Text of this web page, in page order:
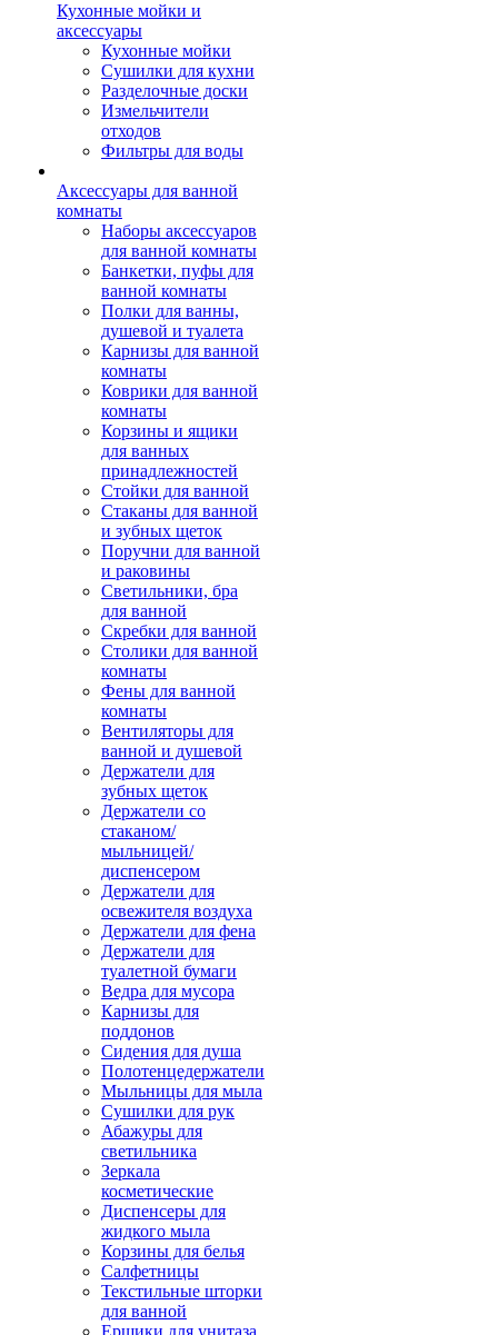
Кухонные мойки и
аксессуары
Кухонные мойки
Сушилки для кухни
Разделочные доски
Измельчители
отходов
Фильтры для воды
Аксессуары для ванной
комнаты
Наборы аксессуаров
для ванной комнаты
Банкетки, пуфы для
ванной комнаты
Полки для ванны,
душевой и туалета
Карнизы для ванной
комнаты
Коврики для ванной
комнаты
Корзины и ящики
для ванных
принадлежностей
Стойки для ванной
Стаканы для ванной
и зубных щеток
Поручни для ванной
и раковины
Светильники, бра
для ванной
Скребки для ванной
Столики для ванной
комнаты
Фены для ванной
комнаты
Вентиляторы для
ванной и душевой
Держатели для
зубных щеток
Держатели со
стаканом/
мыльницей/
диспенсером
Держатели для
освежителя воздуха
Держатели для фена
Держатели для
туалетной бумаги
Ведра для мусора
Карнизы для
поддонов
Сидения для душа
Полотенцедержатели
Мыльницы для мыла
Сушилки для рук
Абажуры для
светильника
Зеркала
косметические
Диспенсеры для
жидкого мыла
Корзины для белья
Салфетницы
Текстильные шторки
для ванной
Ершики для унитаза